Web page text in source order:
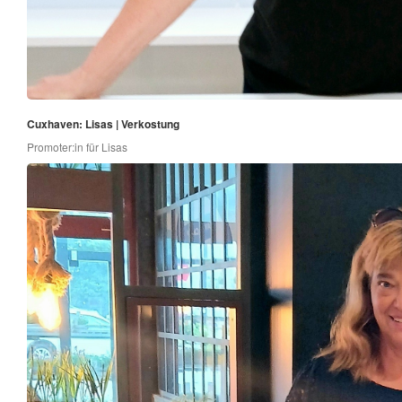
Cuxhaven: Lisas | Verkostung
Promoter:in für Lisas